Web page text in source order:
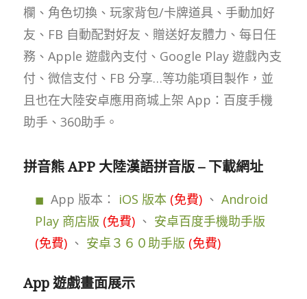
欄、角色切換、玩家背包/卡牌道具、手動加好
友、FB 自動配對好友、贈送好友體力、每日任
務、Apple 遊戲內支付、Google Play 遊戲內支
付、微信支付、FB 分享…等功能項目製作，並
且也在大陸安卓應用商城上架 App：百度手機
助手、360助手。
拼音熊 APP 大陸漢語拼音版 – 下載網址
App 版本： iOS 版本 (免費)、 Android
Play 商店版 (免費)、 安卓百度手機助手版
(免費)、 安卓３６０助手版 (免費)
App 遊戲畫面展示